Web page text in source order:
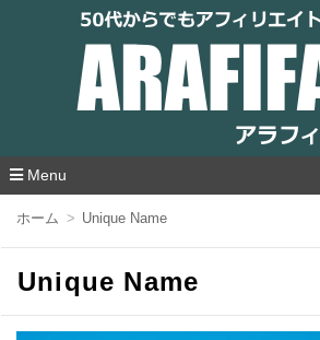
アラフィフエイト｜ 50代
エイトは遅く
Menu
移
ホーム Unique Name
Unique Name